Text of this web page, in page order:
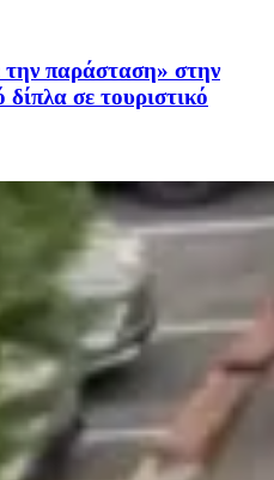
την παράσταση» στην
σε τουριστικό